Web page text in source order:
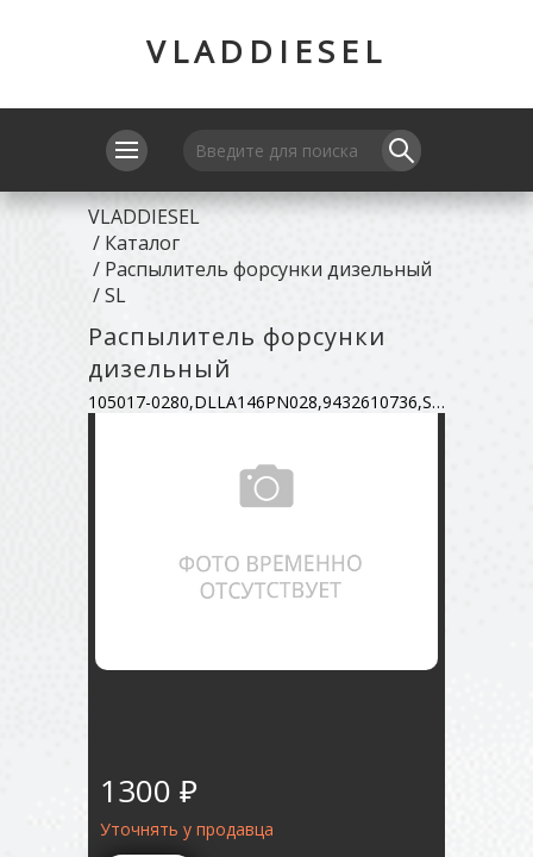
VLADDIESEL
VLADDIESEL
/ Каталог
/ Распылитель форсунки дизельный
/SL
Распылитель форсунки
дизельный
105017-0280,DLLA146PN028,9432610736,SL7013H55A
1300 ₽
Уточнять у продавца